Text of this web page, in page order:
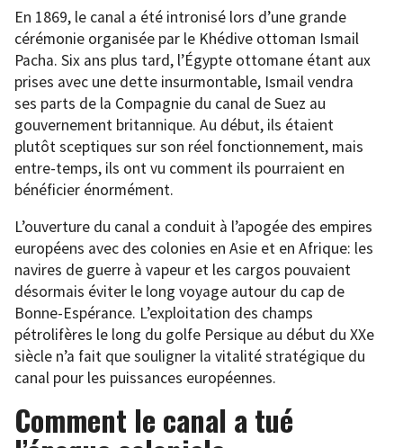
En 1869, le canal a été intronisé lors d’une grande
cérémonie organisée par le Khédive ottoman Ismail
Pacha. Six ans plus tard, l’Égypte ottomane étant aux
prises avec une dette insurmontable, Ismail vendra
ses parts de la Compagnie du canal de Suez au
gouvernement britannique. Au début, ils étaient
plutôt sceptiques sur son réel fonctionnement, mais
entre-temps, ils ont vu comment ils pourraient en
bénéficier énormément.
L’ouverture du canal a conduit à l’apogée des empires
européens avec des colonies en Asie et en Afrique: les
navires de guerre à vapeur et les cargos pouvaient
désormais éviter le long voyage autour du cap de
Bonne-Espérance. L’exploitation des champs
pétrolifères le long du golfe Persique au début du XXe
siècle n’a fait que souligner la vitalité stratégique du
canal pour les puissances européennes.
Comment le canal a tué